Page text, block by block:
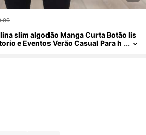
slim algodão Manga Curta Botão lis
e Eventos Verão Casual Para h